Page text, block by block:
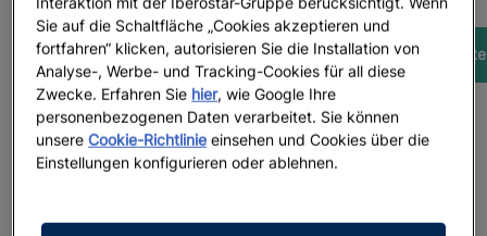
Sie auf die Schaltfläche „Cookies akzeptieren und
fortfahren“ klicken, autorisieren Sie die Installation von
Analyse-, Werbe- und Tracking-Cookies für all diese
Zwecke. Erfahren Sie hier, wie Google Ihre
personenbezogenen Daten verarbeitet. Sie können
unsereCookie-Richtlinie einsehen und Cookies über die
Einstellungen konfigurieren oder ablehnen.